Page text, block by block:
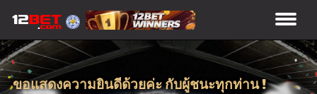
ขอแสดงความยินดีด้วยค่ะ กับผู้ชนะทุกท่าน !